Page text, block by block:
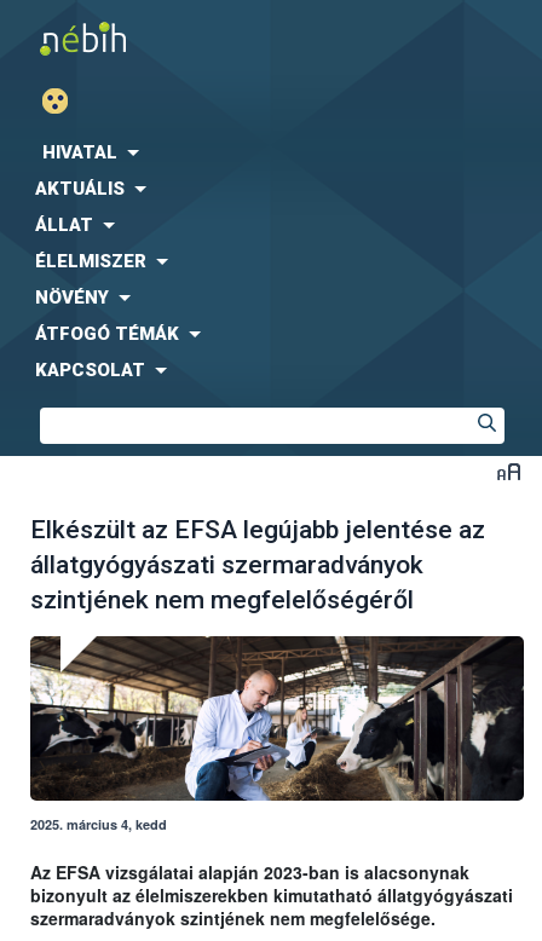
HIVATAL
AKTUÁLIS
ÁLLAT
ÉLELMISZER
NÖVÉNY
ÁTFOGÓ TÉMÁK
KAPCSOLAT
Elkészült az EFSA legújabb jelentése az
állatgyógyászati szermaradványok
szintjének nem megfelelőségéről
2025. március 4, kedd
Az EFSA vizsgálatai alapján 2023-ban is alacsonynak
bizonyult az élelmiszerekben kimutatható állatgyógyászati
szermaradványok szintjének nem megfelelősége.